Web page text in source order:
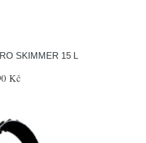
SKIMMER 15 L
Kč